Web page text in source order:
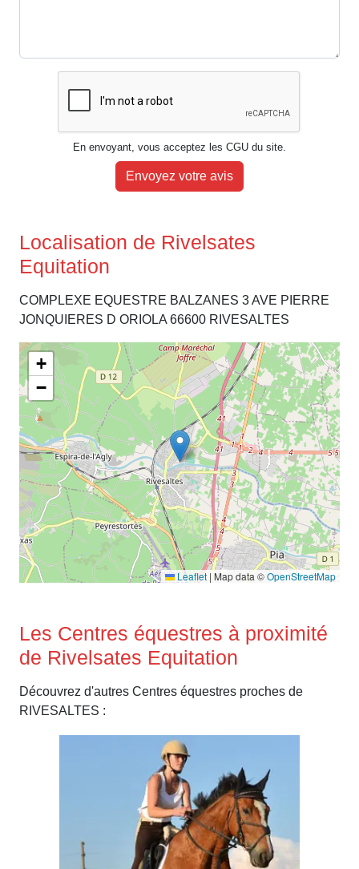
En envoyant, vous acceptez les CGU du site.
Envoyez votre avis
Localisation de Rivelsates
Equitation
COMPLEXE EQUESTRE BALZANES 3 AVE PIERRE
JONQUIERES D ORIOLA 66600 RIVESALTES
+
−
Leaflet | Map data ©OpenStreetMap
Les Centres équestres à proximité
de Rivelsates Equitation
Découvrez d'autres Centres équestres proches de
RIVESALTES :